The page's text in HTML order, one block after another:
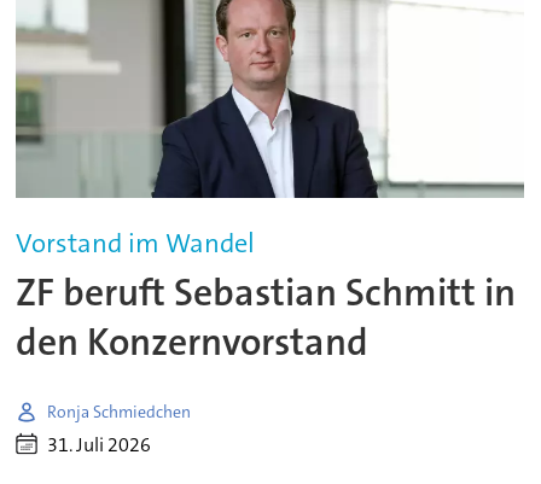
Vorstand im Wandel
ZF beruft Sebastian Schmitt in
den Konzernvorstand
Ronja Schmiedchen
31. Juli 2026